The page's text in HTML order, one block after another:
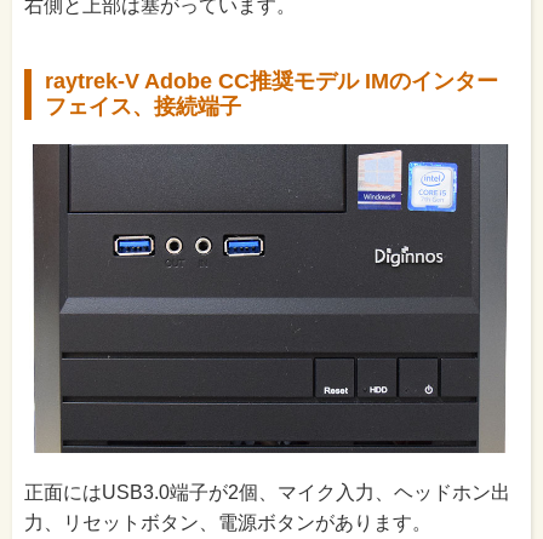
右側と上部は塞がっています。
raytrek-V Adobe CC推奨モデル IMのインター
フェイス、接続端子
正面にはUSB3.0端子が2個、マイク入力、ヘッドホン出
力、リセットボタン、電源ボタンがあります。